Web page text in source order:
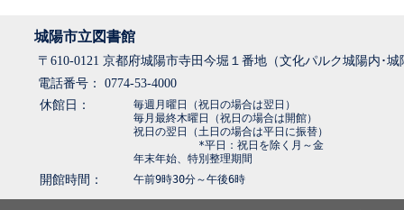
城陽市立図書館
〒610-0121 京都府城陽市寺田今堀１番地（文化パルク城陽内･
電話番号： 0774-53-4000
休館日：
毎週月曜日（祝日の場合は翌日）
毎月最終木曜日（祝日の場合は開館）
祝日の翌日（土日の場合は平日に振替）
*平日：祝日を除く月～金
年末年始、特別整理期間
開館時間： 午前9時30分～午後6時